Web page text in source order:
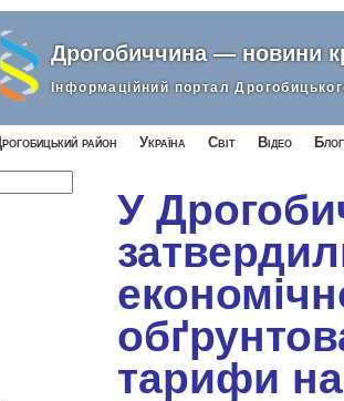
Дрогобиччина — новини
Інформаційний портал
район Україна Світ Відео
У
тарифи